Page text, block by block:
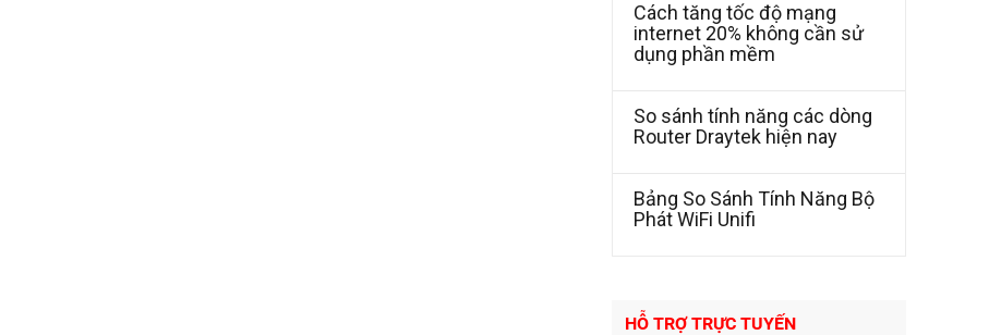
Cách tăng tốc độ mạng
internet 20% không cần sử
dụng phần mềm
So sánh tính năng các dòng
Router Draytek hiện nay
Bảng So Sánh Tính Năng Bộ
Phát WiFi Unifi
HỖ TRỢ TRỰC TUYẾN